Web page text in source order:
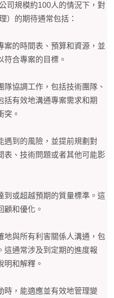
司規模約100人的情況下，對
）的期待通常包括：
案的時間表、預算和資源，並
符合專案的目標。
隊協調工作，包括技術團隊、
括有效地溝通專案需求和期
突。
遇到的風險，並提前規劃對
表、技術問題或者其他可能影
到或超越預期的質量標準。這
顧和優化。
地與所有利害關係人溝通，包
這通常涉及到定期的進度報
明和解釋。
時，能適應並有效地管理變